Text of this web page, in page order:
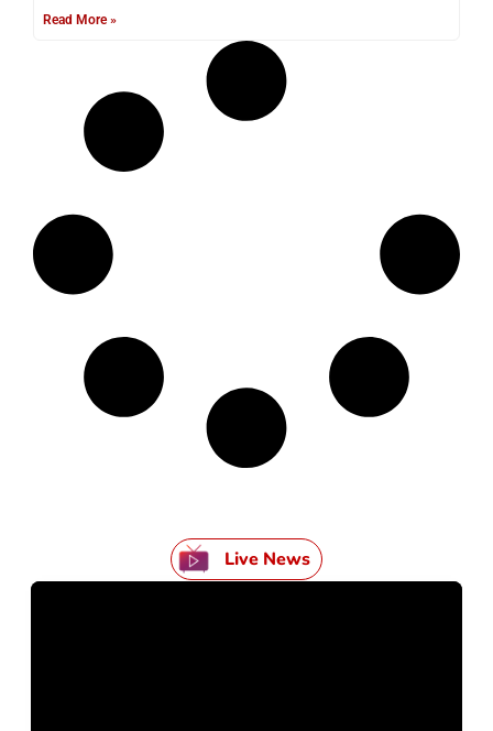
Read More »
Live News